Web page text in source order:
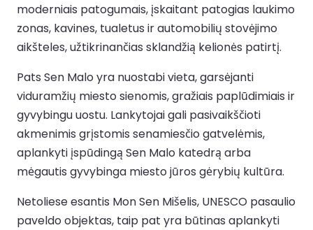
moderniais patogumais, įskaitant patogias laukimo
zonas, kavines, tualetus ir automobilių stovėjimo
aikšteles, užtikrinančias sklandžią kelionės patirtį.
Pats Sen Malo yra nuostabi vieta, garsėjanti
viduramžių miesto sienomis, gražiais paplūdimiais ir
gyvybingu uostu. Lankytojai gali pasivaikščioti
akmenimis grįstomis senamiesčio gatvelėmis,
aplankyti įspūdingą Sen Malo katedrą arba
mėgautis gyvybinga miesto jūros gėrybių kultūra.
Netoliese esantis Mon Sen Mišelis, UNESCO pasaulio
paveldo objektas, taip pat yra būtinas aplankyti